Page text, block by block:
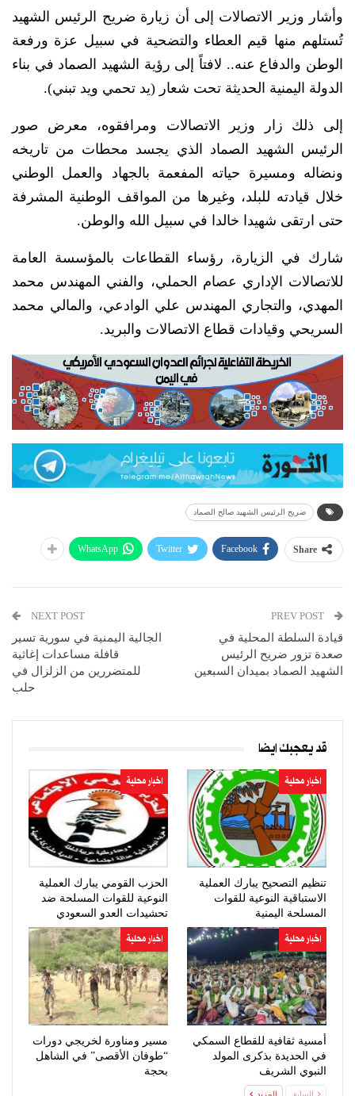
وأشار وزير الاتصالات إلى أن زيارة ضريح الرئيس الشهيد
تُستلهم منها قيم العطاء والتضحية في سبيل عزة ورفعة
الوطن والدفاع عنه.. لافتاً إلى رؤية الشهيد الصماد في بناء
الدولة اليمنية الحديثة تحت شعار (يد تحمي ويد تبني).
إلى ذلك زار وزير الاتصالات ومرافقوه، معرض صور
الرئيس الشهيد الصماد الذي يجسد محطات من تاريخه
ونضاله ومسيرة حياته المفعمة بالجهاد والعمل الوطني
خلال قيادته للبلد، وغيرها من المواقف الوطنية المشرفة
حتى ارتقى شهيدا خالدا في سبيل الله والوطن.
شارك في الزيارة، رؤساء القطاعات بالمؤسسة العامة
للاتصالات الإداري عصام الحملي، والفني المهندس محمد
المهدي، والتجاري المهندس علي الوادعي، والمالي محمد
السريحي وقيادات قطاع الاتصالات والبريد.
ضريح الرئيس الشهيد صالح الصماد
Share
Facebook
Twitter
WhatsApp
قيادة السلطة المحلية في
صعدة تزور ضريح الرئيس
الشهيد الصماد بميدان السبعين
NEXT POST
الجالية اليمنية في سورية تسير
قافلة مساعدات إغاثية
للمتضررين من الزلزال في
حلب
قد يعجبك ايضا
اخبار محلية
تنظيم التصحيح يبارك العملية
الاستباقية النوعية للقوات
المسلحة اليمنية
اخبار محلية
الحزب القومي يبارك العملية
النوعية للقوات المسلحة ضد
تحشيدات العدو السعودي
اخبار محلية
أمسية ثقافية للقطاع السمكي
في الحديدة بذكرى المولد
النبوي الشريف
اخبار محلية
مسير ومناورة لخريجي دورات
“طوفان الأقصى” في الشاهل
بحجة